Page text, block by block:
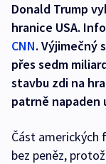
Donald Trump
hranice USA.
CNN. Výjimečný
přes sedm
stavbu zdi na
patrně napaden
Část amerických
bez peněz,